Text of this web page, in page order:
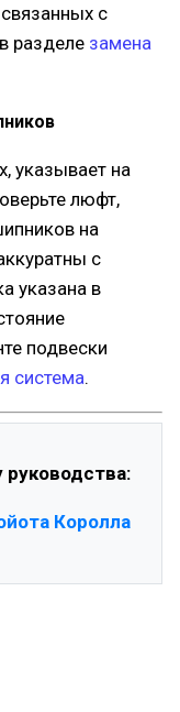
с
разделе замена
указывает на
люфт,
на
с
указана в
подвески
система.
руководства:
Королла